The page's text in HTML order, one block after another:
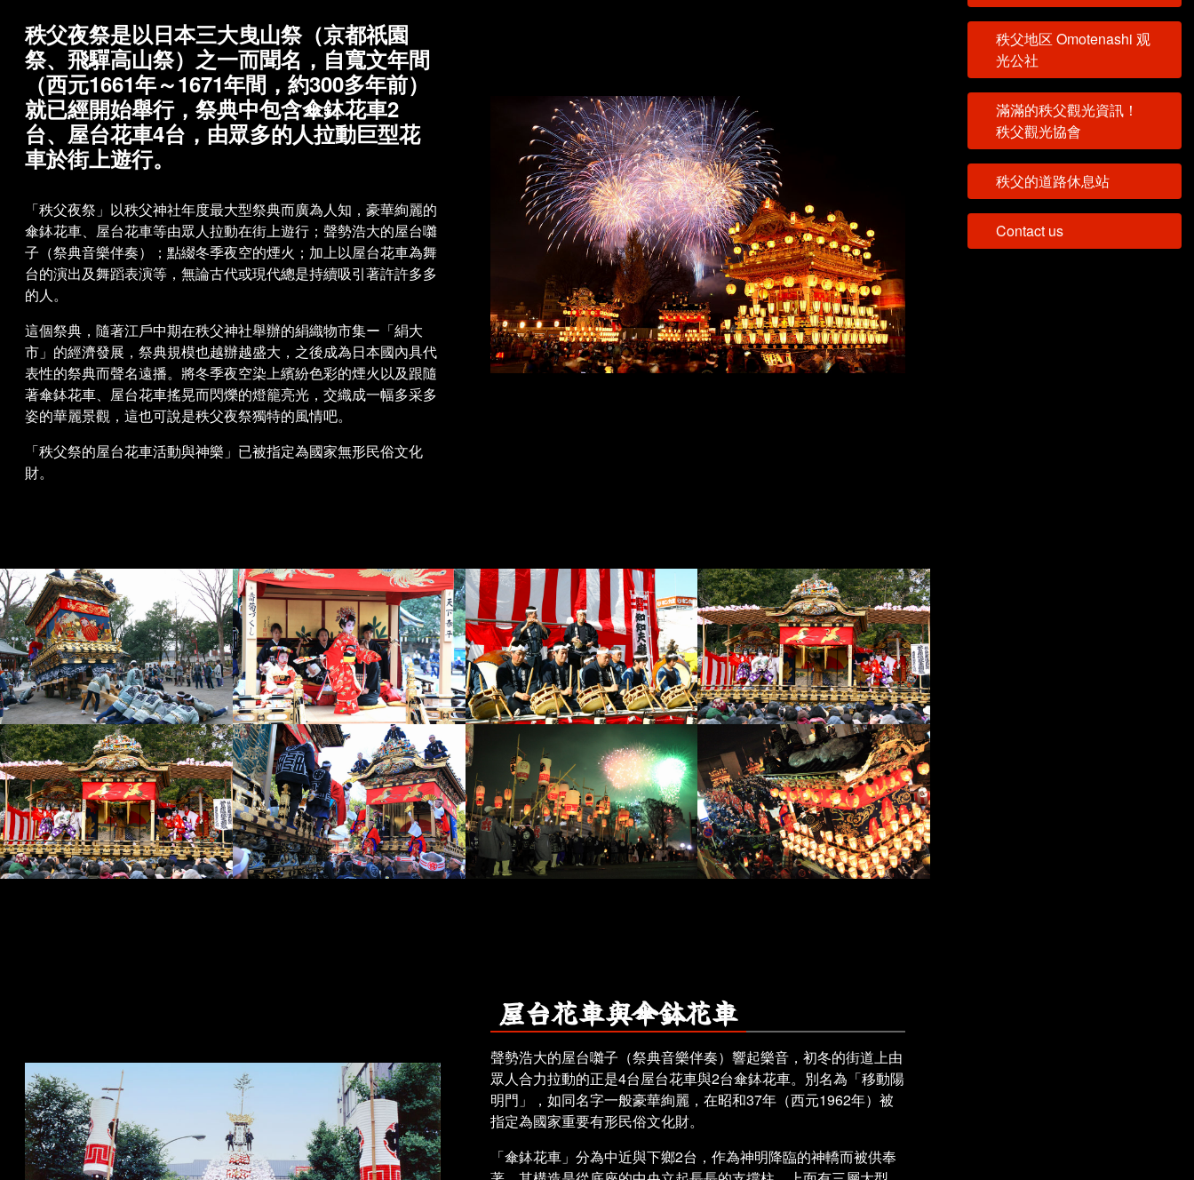
秩父夜祭是以日本三大曳山祭（京都祇園
祭、飛驒高山祭）之一而聞名，自寬文年間
（西元1661年～1671年間，約300多年前）
就已經開始舉行，祭典中包含傘鉢花車2
台、屋台花車4台，由眾多的人拉動巨型花
車於街上遊行。
「秩父夜祭」以秩父神社年度最大型祭典而廣為人知，豪華絢麗的
傘鉢花車、屋台花車等由眾人拉動在街上遊行；聲勢浩大的屋台囃
子（祭典音樂伴奏）；點綴冬季夜空的煙火；加上以屋台花車為舞
台的演出及舞蹈表演等，無論古代或現代總是持續吸引著許許多多
的人。
這個祭典，隨著江戶中期在秩父神社舉辦的絹織物市集ー「絹大
市」的經濟發展，祭典規模也越辦越盛大，之後成為日本國內具代
表性的祭典而聲名遠播。將冬季夜空染上繽紛色彩的煙火以及跟隨
著傘鉢花車、屋台花車搖晃而閃爍的燈籠亮光，交織成一幅多采多
姿的華麗景觀，這也可說是秩父夜祭獨特的風情吧。
「秩父祭的屋台花車活動與神樂」已被指定為國家無形民俗文化
財。
屋台花車與傘鉢花車
聲勢浩大的屋台囃子（祭典音樂伴奏）響起樂音，初冬的街道上由
眾人合力拉動的正是4台屋台花車與2台傘鉢花車。別名為「移動陽
明門」，如同名字一般豪華絢麗，在昭和37年（西元1962年）被
指定為國家重要有形民俗文化財。
「傘鉢花車」分為中近與下鄉2台，作為神明降臨的神轎而被供奉
秩父地区 Omotenashi 观
光公社
滿滿的秩父觀光資訊！
秩父觀光協會
秩父的道路休息站
Contact us